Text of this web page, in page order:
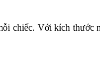
chiếc. Với kích